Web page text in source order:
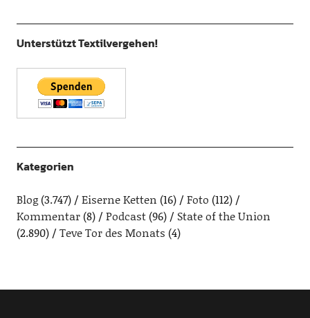
Unterstützt Textilvergehen!
Kategorien
Blog(3.747) Eiserne Ketten (16) Foto (112)
Kommentar(8) Podcast(96)
State of the Union
(2.890)
Teve Tor des Monats (4)